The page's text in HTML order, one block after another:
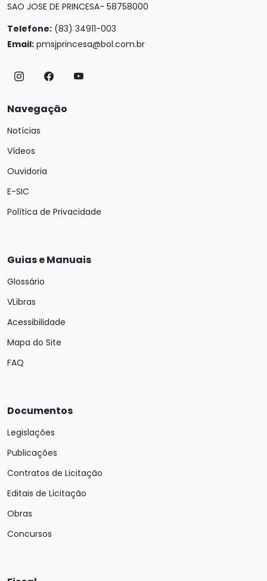
SAO JOSE DE PRINCESA- 58758000
Telefone: (83) 34911-003
Email: pmsjprincesa@bol.com.br
Navegação
Notícias
Vídeos
Ouvidoria
E-SIC
Política de Privacidade
Guias e Manuais
Glossário
VLibras
Acessibilidade
Mapa do Site
FAQ
Documentos
Legislações
Publicações
Contratos de Licitação
Editais de Licitação
Obras
Concursos